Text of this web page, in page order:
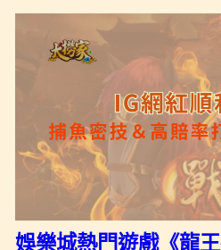
娛樂城熱門遊戲《龍